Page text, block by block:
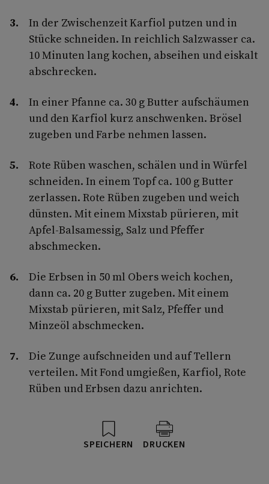
In der Zwischenzeit Karfiol putzen und in
Stücke schneiden. In reichlich Salzwasser ca.
10 Minuten lang kochen, abseihen und eiskalt
abschrecken.
In einer Pfanne ca. 30 g Butter aufschäumen
und den Karfiol kurz anschwenken. Brösel
zugeben und Farbe nehmen lassen.
Rote Rüben waschen, schälen und in Würfel
schneiden. In einem Topf ca. 100 g Butter
zerlassen. Rote Rüben zugeben und weich
dünsten. Mit einem Mixstab pürieren, mit
Apfel-Balsamessig, Salz und Pfeffer
abschmecken.
Die Erbsen in 50 ml Obers weich kochen,
dann ca. 20 g Butter zugeben. Mit einem
Mixstab pürieren, mit Salz, Pfeffer und
Minzeöl abschmecken.
Die Zunge aufschneiden und auf Tellern
verteilen. Mit Fond umgießen, Karfiol, Rote
Rüben und Erbsen dazu anrichten.
SPEICHERN DRUCKEN